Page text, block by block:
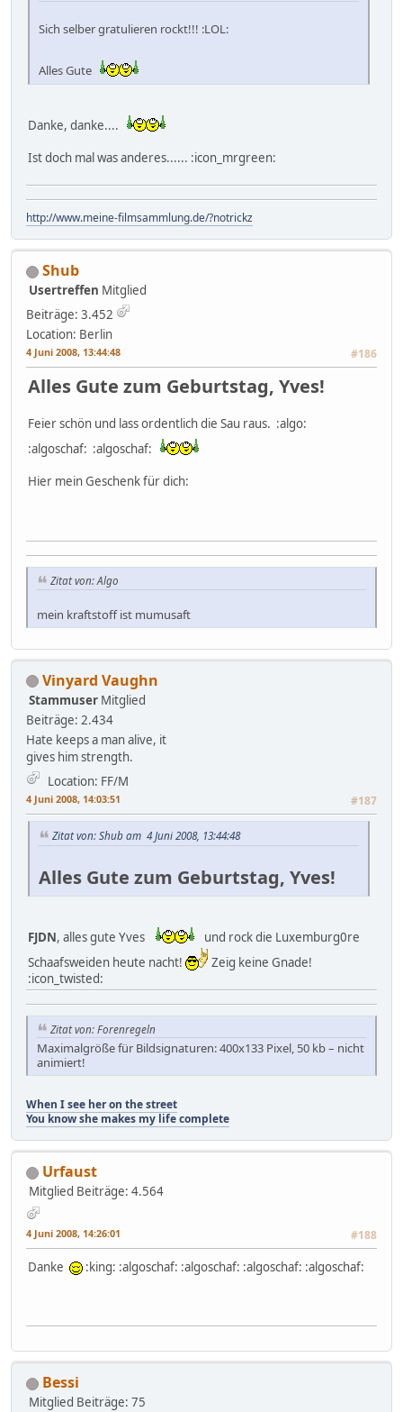
Sich selber gratulieren rockt!!! :LOL:
Alles Gute
Danke, danke....
Ist doch mal was anderes...... :icon_mrgreen:
http://www.meine-filmsammlung.de/?notrickz
Shub
Usertreffen Mitglied
Beiträge: 3.452
Location: Berlin
4 Juni 2008, 13:44:48 #186
Alles Gute zum Geburtstag, Yves!
Feier schön und lass ordentlich die Sau raus. :algo:
:algoschaf: :algoschaf:
Hier mein Geschenk für dich:
Zitat von: Algo
mein kraftstoff ist mumusaft
Vinyard Vaughn
Stammuser Mitglied
Beiträge: 2.434
Hate keeps a man alive, it
gives him strength.
Location: FF/M
4 Juni 2008, 14:03:51 #187
Zitat von: Shub am 4 Juni 2008, 13:44:48
Alles Gute zum Geburtstag, Yves!
FJDN, alles gute Yves
und rock die Luxemburg0re
Schaafsweiden heute nacht!
Zeig keine Gnade!
:icon_twisted:
Zitat von: Forenregeln
Maximalgröße für Bildsignaturen: 400x133 Pixel, 50 kb – nicht
animiert!
When I see her on the street
You know she makes my life complete
Urfaust
Mitglied Beiträge: 4.564
4 Juni 2008, 14:26:01 #188
Danke :king: :algoschaf: :algoschaf: :algoschaf: :algoschaf:
Bessi
Mitglied Beiträge: 75